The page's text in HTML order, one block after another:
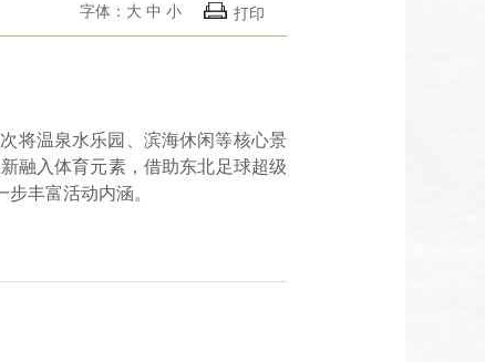
打印
字体： 大 中 小
将温泉水乐园、滨海休闲等核心景
融入体育元素，借助东北足球超级
丰富活动内涵。